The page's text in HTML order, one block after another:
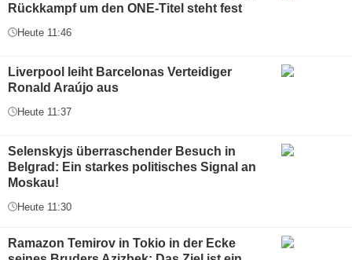
Rückkampf um den ONE-Titel steht fest
Heute 11:46
Liverpool leiht Barcelonas Verteidiger
Ronald Araújo aus
Heute 11:37
Selenskyjs überraschender Besuch in
Belgrad: Ein starkes politisches Signal an
Moskau!
Heute 11:30
Ramazon Temirov in Tokio in der Ecke